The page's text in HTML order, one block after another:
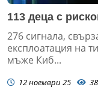
113 деца с
276 сигнала,
експлоатация на
мъже Киб...
12 ноември 25